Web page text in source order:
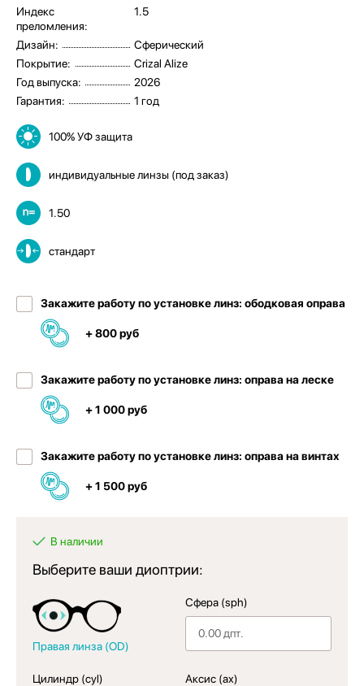
Индекс
преломления:
1.5
Дизайн:
Сферический
Покрытие:
Crizal Alize
Год выпуска:
2026
Гарантия:
1 год
100% УФ защита
индивидуальные линзы (под заказ)
1.50
стандарт
Закажите работу по установке линз: ободковая оправа
+ 800 руб
Закажите работу по установке линз: оправа на леске
+ 1 000 руб
Закажите работу по установке линз: оправа на винтах
+ 1 500 руб
В наличии
Выберите ваши диоптрии:
Правая линза (OD)
Сфера (sph)
Цилиндр (cyl) Аксис (ax)